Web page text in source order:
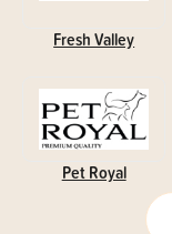
Fresh Valley
Pet Royal